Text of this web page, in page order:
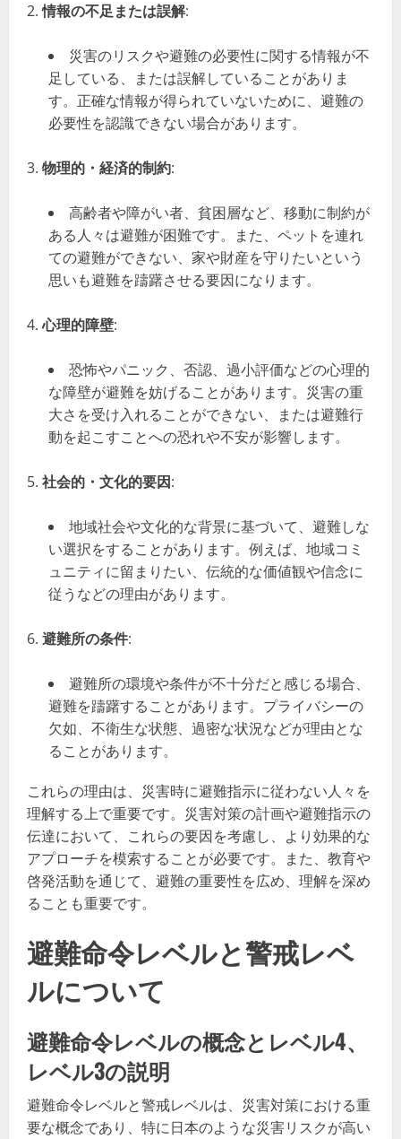
情報の不足または誤解:
災害のリスクや避難の必要性に関する情報が不
足している、または誤解していることがありま
す。正確な情報が得られていないために、避難の
必要性を認識できない場合があります。
物理的・経済的制約:
高齢者や障がい者、貧困層など、移動に制約が
ある人々は避難が困難です。また、ペットを連れ
ての避難ができない、家や財産を守りたいという
思いも避難を躊躇させる要因になります。
心理的障壁:
恐怖やパニック、否認、過小評価などの心理的
な障壁が避難を妨げることがあります。災害の重
大さを受け入れることができない、または避難行
動を起こすことへの恐れや不安が影響します。
社会的・文化的要因:
地域社会や文化的な背景に基づいて、避難しな
い選択をすることがあります。例えば、地域コミ
ュニティに留まりたい、伝統的な価値観や信念に
従うなどの理由があります。
避難所の条件:
避難所の環境や条件が不十分だと感じる場合、
避難を躊躇することがあります。プライバシーの
欠如、不衛生な状態、過密な状況などが理由とな
ることがあります。
これらの理由は、災害時に避難指示に従わない人々を
理解する上で重要です。災害対策の計画や避難指示の
伝達において、これらの要因を考慮し、より効果的な
アプローチを模索することが必要です。また、教育や
啓発活動を通じて、避難の重要性を広め、理解を深め
ることも重要です。
避難命令レベルと警戒レベ
ルについて
避難命令レベルの概念とレベル4、
レベル3の説明
避難命令レベルと警戒レベルは、災害対策における重
要な概念であり、特に日本のような災害リスクが高い